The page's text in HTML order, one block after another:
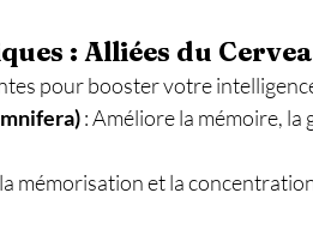
: Alliées du
pour booster votre
: Améliore la mémoire, la
mémorisation et la